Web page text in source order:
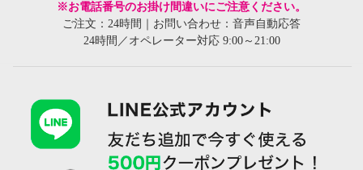
※お電話番号のお掛け間違いにご注意ください。
ご注文：24時間｜お問い合わせ：音声自動応答
24時間／オペレーター対応 9:00～21:00